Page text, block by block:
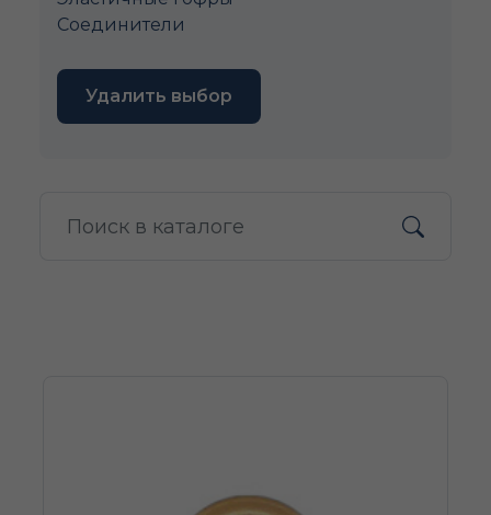
Соединители
Удалить выбор